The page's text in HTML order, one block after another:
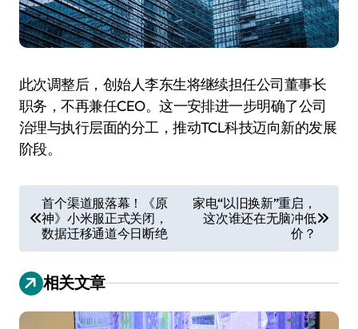
此次调整后，创始人李东生将继续担任公司董事长
职务，不再兼任CEO。这一安排进一步明确了公司
治理与执行层面的分工，推动TCL科技迈向新的发展
阶段。
章
导
航
首个渠道服落幕！《原
神》小米服正式关闭，
数据迁移通道今日断绝
家电“以旧换新”重启，
这次谁还在无脑冲低
价？
相关文章